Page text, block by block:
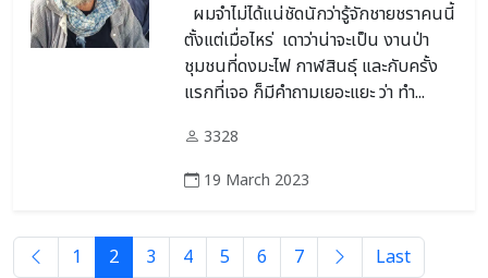
ผมจำไม่ได้แน่ชัดนักว่ารู้จักชายชราคนนี้
ตั้งแต่เมื่อไหร่ เดาว่าน่าจะเป็น งานป่า
ชุมชนที่ดงมะไฟ กาฬสินธุ์ และกับครั้ง
แรกที่เจอ ก็มีคำถามเยอะแยะ ว่า ทำ...
3328
19 March 2023
1 2 3 4 5 6 7 Last